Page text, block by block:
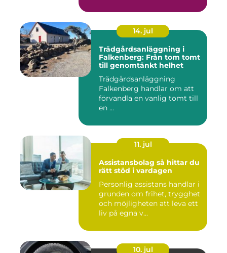
14. jul
Trädgårdsanläggning i
Falkenberg: Från tom tomt
till genomtänkt helhet
Trädgårdsanläggning
Falkenberg handlar om att
förvandla en vanlig tomt till
en ...
11. jul
Assistansbolag så hittar du
rätt stöd i vardagen
Personlig assistans handlar i
grunden om frihet, trygghet
och möjligheten att leva ett
liv på egna v...
10. jul